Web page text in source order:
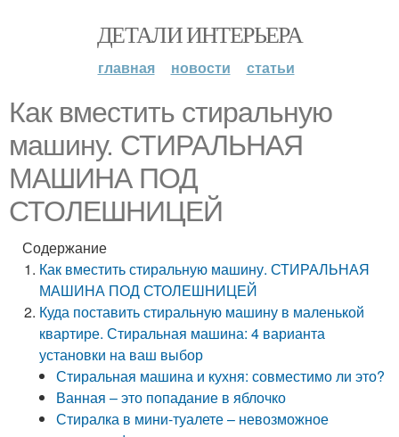
ДЕТАЛИ ИНТЕРЬЕРА
главная новости статьи
Как вместить стиральную
машину. СТИРАЛЬНАЯ
МАШИНА ПОД
СТОЛЕШНИЦЕЙ
Содержание
Как вместить стиральную машину. СТИРАЛЬНАЯ
МАШИНА ПОД СТОЛЕШНИЦЕЙ
Куда поставить стиральную машину в маленькой
квартире. Стиральная машина: 4 варианта
установки на ваш выбор
Стиральная машина и кухня: совместимо ли это?
Ванная – это попадание в яблочко
Стиралка в мини-туалете – невозможное